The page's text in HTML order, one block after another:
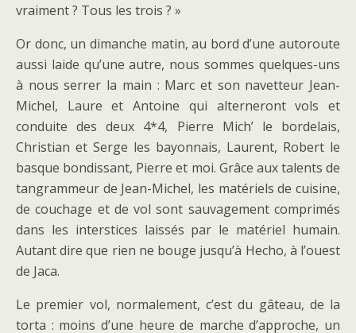
vraiment ? Tous les trois ? »
Or donc, un dimanche matin, au bord d’une autoroute
aussi laide qu’une autre, nous sommes quelques-uns
à nous serrer la main : Marc et son navetteur Jean-
Michel, Laure et Antoine qui alterneront vols et
conduite des deux 4*4, Pierre Mich’ le bordelais,
Christian et Serge les bayonnais, Laurent, Robert le
basque bondissant, Pierre et moi. Grâce aux talents de
tangrammeur de Jean-Michel, les matériels de cuisine,
de couchage et de vol sont sauvagement comprimés
dans les interstices laissés par le matériel humain.
Autant dire que rien ne bouge jusqu’à Hecho, à l’ouest
de Jaca.
Le premier vol, normalement, c’est du gâteau, de la
torta : moins d’une heure de marche d’approche, un